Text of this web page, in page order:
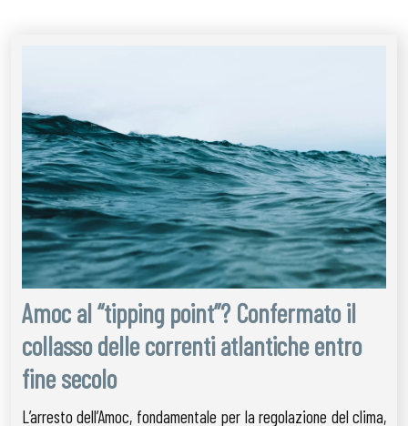
Amoc al “tipping point”? Confermato il
collasso delle correnti atlantiche entro
fine secolo
L’arresto dell’Amoc, fondamentale per la regolazione del clima,